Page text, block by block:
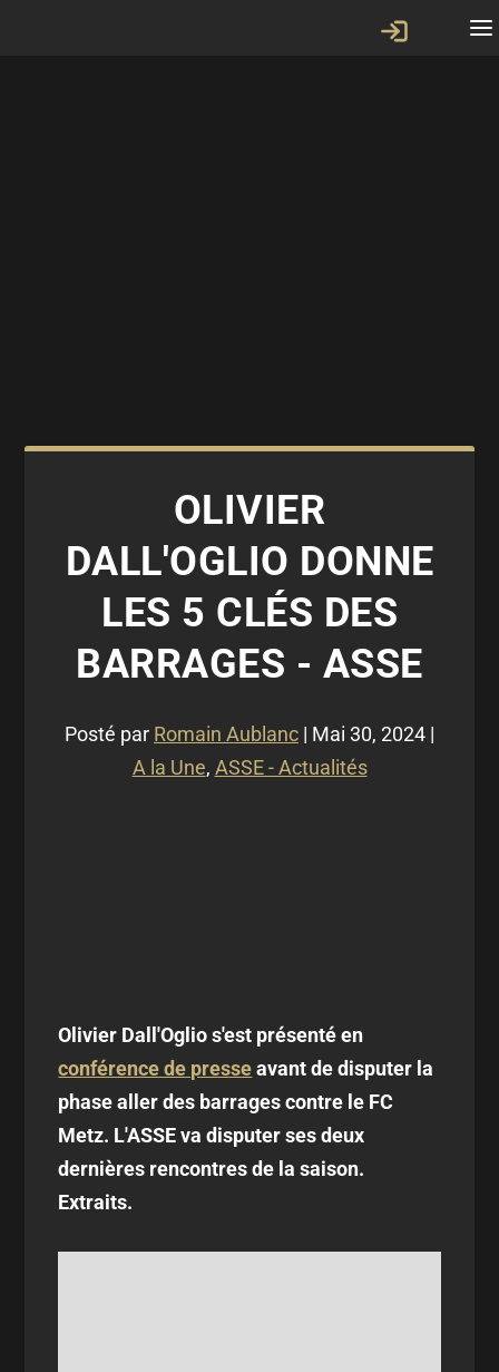
OLIVIER
DALL'OGLIO DONNE
LES 5 CLÉS DES
BARRAGES - ASSE
Posté par Romain Aublanc | Mai 30, 2024 |
A la Une, ASSE - Actualités
Olivier Dall'Oglio s'est présenté en
conférence de presseavant de disputer la
phase aller des barrages contre le FC
Metz. L'ASSE va disputer ses deux
dernières rencontres de la saison.
Extraits.